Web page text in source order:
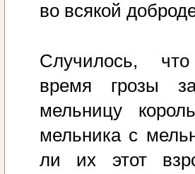
во всякой
Случилось,
время грозы
мельницу
мельника с
ли их этот